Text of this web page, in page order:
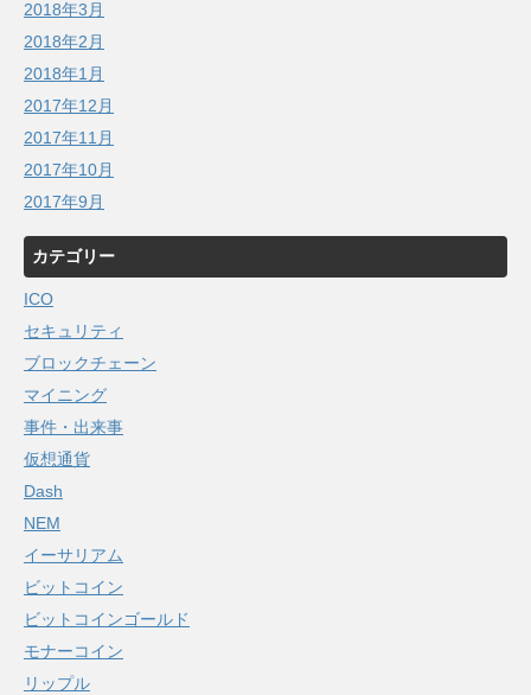
2018年3月
2018年2月
2018年1月
2017年12月
2017年11月
2017年10月
2017年9月
カテゴリー
ICO
セキュリティ
ブロックチェーン
マイニング
事件・出来事
仮想通貨
Dash
NEM
イーサリアム
ビットコイン
ビットコインゴールド
モナーコイン
リップル